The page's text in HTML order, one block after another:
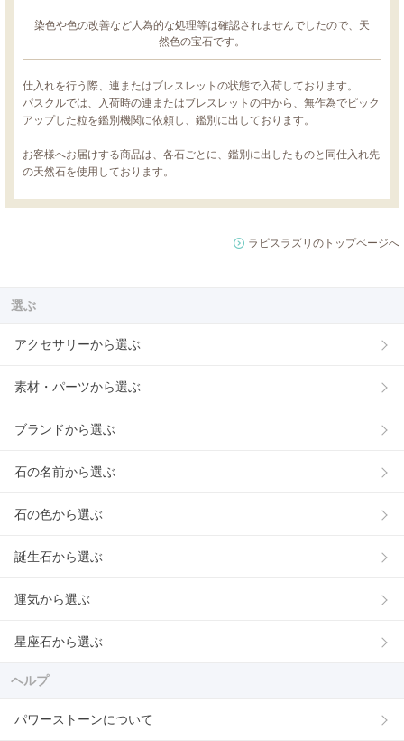
染色や色の改善など人為的な処理等は確認されませんでしたので、天
然色の宝石です。
仕入れを行う際、連またはブレスレットの状態で入荷しております。
パスクルでは、入荷時の連またはブレスレットの中から、無作為でピック
アップした粒を鑑別機関に依頼し、鑑別に出しております。
お客様へお届けする商品は、各石ごとに、鑑別に出したものと同仕入れ先
の天然石を使用しております。
ラピスラズリのトップページへ
選ぶ
アクセサリーから選ぶ
素材・パーツから選ぶ
ブランドから選ぶ
石の名前から選ぶ
石の色から選ぶ
誕生石から選ぶ
運気から選ぶ
星座石から選ぶ
ヘルプ
パワーストーンについて